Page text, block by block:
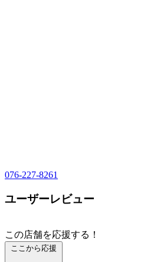
076-227-8261
ユーザーレビュー
この店舗を応援する！
ここから応援